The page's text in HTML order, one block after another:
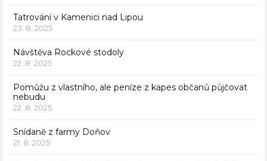
Tatrování v Kamenici nad Lipou
23. 8. 2025
Návštěva Rockové stodoly
22. 8. 2025
Pomůžu z vlastního, ale peníze z kapes občanů půjčovat
nebudu
22. 8. 2025
Snídaně z farmy Doňov
21. 8. 2025